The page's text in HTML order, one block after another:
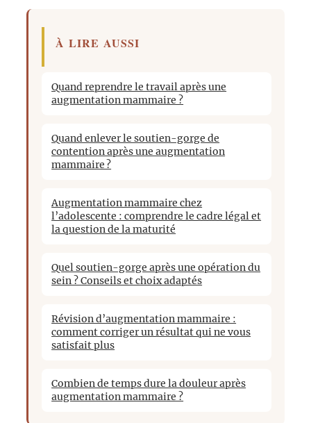
À LIRE AUSSI
Quand reprendre le travail après une
augmentation mammaire ?
Quand enlever le soutien-gorge de
contention après une augmentation
mammaire ?
Augmentation mammaire chez
l’adolescente : comprendre le cadre légal et
la question de la maturité
Quel soutien-gorge après une opération du
sein ? Conseils et choix adaptés
Révision d’augmentation mammaire :
comment corriger un résultat qui ne vous
satisfait plus
Combien de temps dure la douleur après
augmentation mammaire ?